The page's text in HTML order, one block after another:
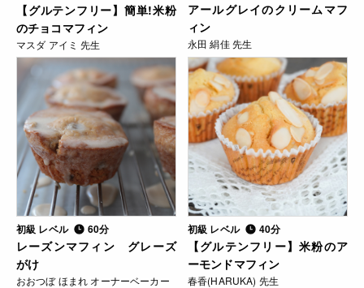
【グルテンフリー】簡単!米粉
のチョコマフィン
マスダ アイミ 先生
アールグレイのクリームマフ
ィン
永田 絹佳 先生
初級 レベル 60分
レーズンマフィン グレーズ
がけ
おおつぼ ほまれ オーナーベーカー
初級 レベル 40分
【グルテンフリー】米粉のア
ーモンドマフィン
春香(HARUKA) 先生